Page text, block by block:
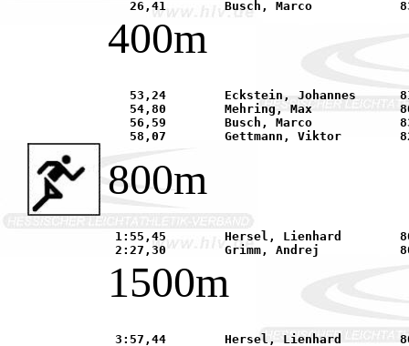
400m
   53,24 	Eckstein, Johannes	81	TSV Heusenstamm			12.09. Taunusstein
   54,80 	Mehring, Max		80	LG Seligenstadt			30.05. Frankfurt
   56,59 	Busch, Marco		83	TG Hanau			05.08. Ludwigshafen
800m
1:55,45 	Hersel, Lienhard	80	SSC Hanau-Rodenbach		26.05. Pfungstadt
1500m